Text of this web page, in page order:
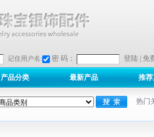
记住用户名: 密 码： 登陆 免
产品分类 最新产品 推
热门